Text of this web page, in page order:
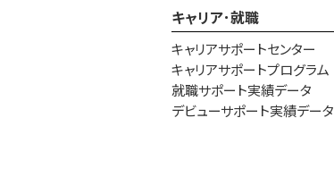
キャリア･就職
キャリアサポートセンター
キャリアサポートプログラム
就職サポート実績データ
デビューサポート実績データ